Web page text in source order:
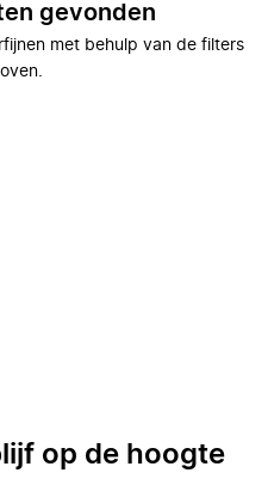
gevonden
met behulp van de filters
op de hoogte